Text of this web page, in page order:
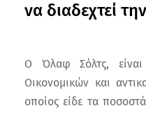
να διαδεχτεί
Ο Όλαφ Σόλτς,
Οικονομικών και
οποίος είδε τα